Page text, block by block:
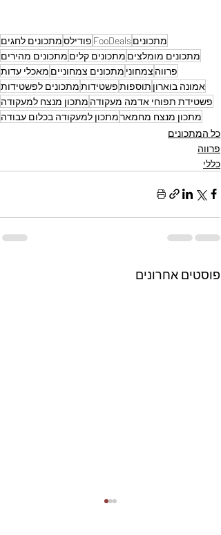
מתכונים FooDeals פודילסמתכונים לחגים
מתכונים מומלצים מתכונים קלים מתכונים מהירים
פרווה צמחוני מתכונים צמחוניים מאכלי עדות
אמונה בוארון תוספותפשטידותמתכונים לפשטידות
פשטידת תפוחי אדמה מעקודה מתכון מנצח למעקודה
מתכון מנצח מחמארמתכון למעקודה בכלום עבודה
כל המתכונים
פרווה
כללי
פוסטים אחרונים